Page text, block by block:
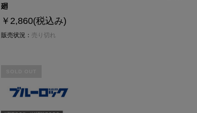
廻
￥2,860(税込み)
販売状況： 売り切れ